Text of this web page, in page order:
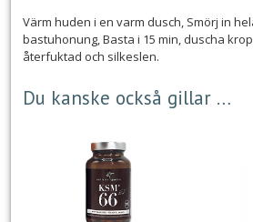
Värm huden i en varm dusch, Smörj in
bastuhonung, Basta i 15 min, duscha
återfuktad och silkeslen.
Du kanske också gillar …